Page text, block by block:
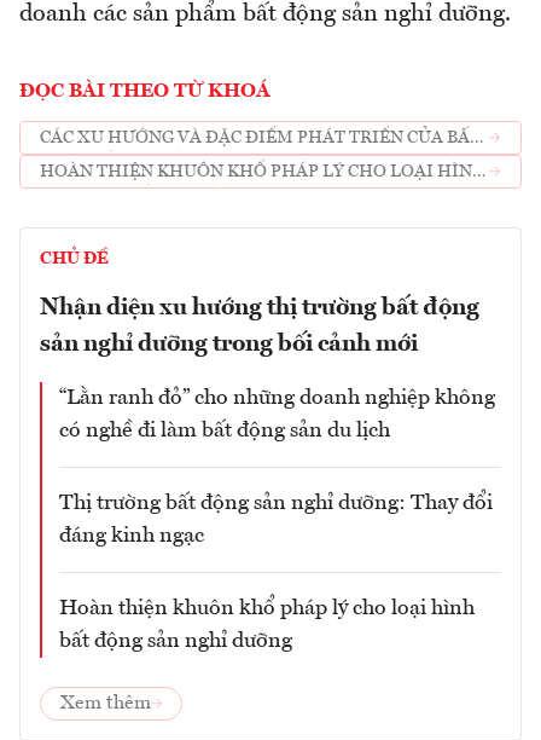
doanh các sản phẩm bất động sản nghỉ dưỡng.
ĐỌC BÀI THEO TỪ KHOÁ
CÁC XU HƯỚNG VÀ ĐẶC ĐIỂM PHÁT TRIỂN CỦA BẤT
ĐỘNG SẢN NGHỈ DƯỠNG
HOÀN THIỆN KHUÔN KHỔ PHÁP LÝ CHO LOẠI HÌNH
CHỦ ĐỀ
Nhận diện xu hướng thị trường bất động
sản nghỉ dưỡng trong bối cảnh mới
“Lằn ranh đỏ” cho những doanh nghiệp không
có nghề đi làm bất động sản du lịch
Thị trường bất động sản nghỉ dưỡng: Thay đổi
đáng kinh ngạc
Hoàn thiện khuôn khổ pháp lý cho loại hình
bất động sản nghỉ dưỡng
Xem thêm